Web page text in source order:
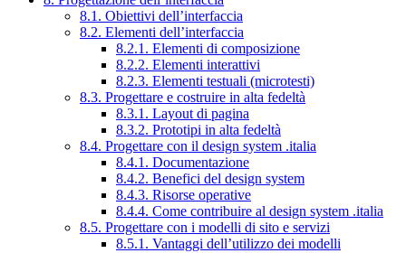
8.1. Obiettivi dell’interfaccia
8.2. Elementi dell’interfaccia
8.2.1. Elementi di composizione
8.2.2. Elementi interattivi
8.2.3. Elementi testuali (microtesti)
8.3. Progettare e costruire in alta fedeltà
8.3.1. Layout di pagina
8.3.2. Prototipi in alta fedeltà
8.4. Progettare con il design system .italia
8.4.1. Documentazione
8.4.2. Benefici del design system
8.4.3. Risorse operative
8.4.4. Come contribuire al design system .italia
8.5. Progettare con i modelli di sito e servizi
8.5.1. Vantaggi dell’utilizzo dei modelli